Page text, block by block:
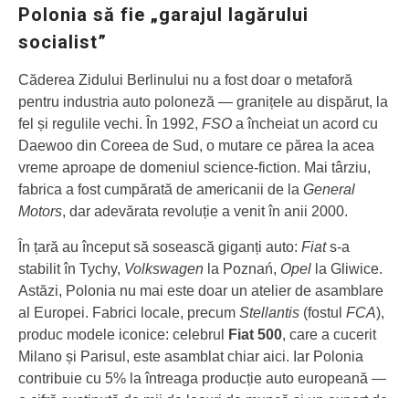
Polonia să fie „garajul lagărului
socialist”
Căderea Zidului Berlinului nu a fost doar o metaforă
pentru industria auto poloneză — granițele au dispărut, la
fel și regulile vechi. În 1992, FSO a încheiat un acord cu
Daewoo din Coreea de Sud, o mutare ce părea la acea
vreme aproape de domeniul science-fiction. Mai târziu,
fabrica a fost cumpărată de americanii de la General
Motors, dar adevărata revoluție a venit în anii 2000.
În țară au început să sosească giganți auto: Fiats-a
stabilit în Tychy, Volkswagen la Poznań, Opel la Gliwice.
Astăzi, Polonia nu mai este doar un atelier de asamblare
al Europei. Fabrici locale, precum Stellantis (fostul FCA),
produc modele iconice: celebrul
Fiat 500, care a cucerit
Milano și Parisul, este asamblat chiar aici. Iar Polonia
contribuie cu 5% la întreaga producție auto europeană —